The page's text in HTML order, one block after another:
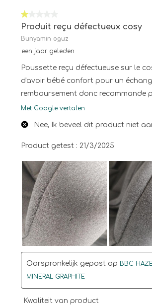
1 van 5 sterren.
Produit reçu défectueux cosy
Bunyamin oguz
een jaar geleden
Poussette reçu défectueuse sur le
d'avoir bébé confort pour un
remboursement donc recommande
Met Google vertalen
Nee, Ik beveel dit product niet
Product getest : 21/3/2025
Oorspronkelijk gepost op BBC
MINERAL GRAPHITE
Kwaliteit van product